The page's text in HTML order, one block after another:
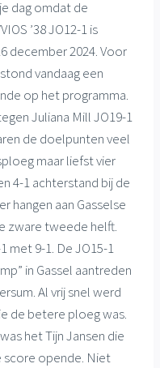
dag omdat de
’38 JO12-1 is
december 2024. Voor
vandaag een
op het programma.
Juliana Mill JO19-1
de doelpunten veel
maar liefst vier
4-1 achterstand bij de
hangen aan Gasselse
zware tweede helft.
met 9-1. De JO15-1
in Gassel aantreden
Al vrij snel werd
de betere ploeg was.
het Tijn Jansen die
score opende. Niet